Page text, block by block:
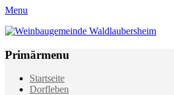
Menu
Weinbaugemeinde Waldlaubersheim
Primärmenu
Weiter
zum
Startseite
Dorfleben